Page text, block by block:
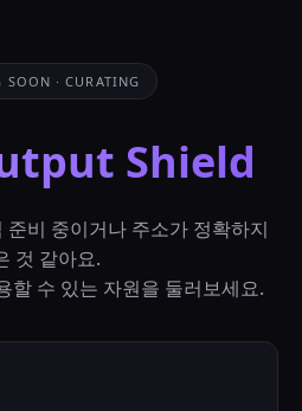
SOON · CURATING
Shield
비 중이거나 주소가 정확하지
것 같아요.
할 수 있는 자원을 둘러보세요.